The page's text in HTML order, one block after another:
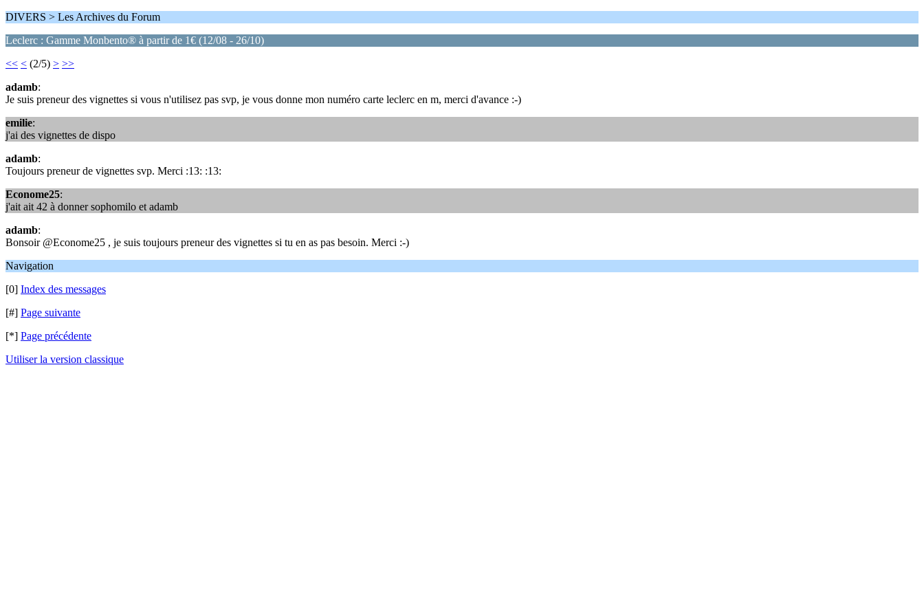
DIVERS > Les Archives du Forum
Leclerc : Gamme Monbento® à partir de 1€ (12/08 - 26/10)
<< < (2/5) > >>
adamb:
Je suis preneur des vignettes si vous n'utilisez pas svp, je vous donne mon numéro carte leclerc en m, merci d'avance :-)
emilie:
j'ai des vignettes de dispo
adamb:
Toujours preneur de vignettes svp. Merci :13: :13:
Econome25:
j'ait ait 42 à donner sophomilo et adamb
adamb:
Bonsoir @Econome25 , je suis toujours preneur des vignettes si tu en as pas besoin. Merci :-)
Navigation
[0] Index des messages
[#] Page suivante
[*] Page précédente
Utiliser la version classique